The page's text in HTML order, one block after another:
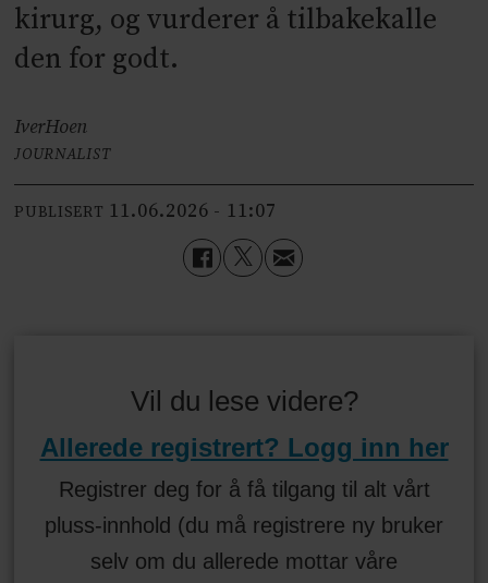
kirurg, og vurderer å tilbakekalle
den for godt.
IverHoen
JOURNALIST
PUBLISERT 11.06.2026 - 11:07
Vil du lese videre?
Allerede registrert? Logg inn her
Registrer deg for å få tilgang til alt vårt
pluss-innhold (du må registrere ny bruker
selv om du allerede mottar våre